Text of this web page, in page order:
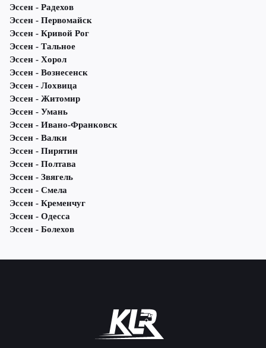
Эссен - Радехов
Эссен - Первомайск
Эссен - Кривой Рог
Эссен - Тальное
Эссен - Хорол
Эссен - Вознесенск
Эссен - Лохвица
Эссен - Житомир
Эссен - Умань
Эссен - Ивано-Франковск
Эссен - Валки
Эссен - Пирятин
Эссен - Полтава
Эссен - Звягель
Эссен - Смела
Эссен - Кременчуг
Эссен - Одесса
Эссен - Болехов